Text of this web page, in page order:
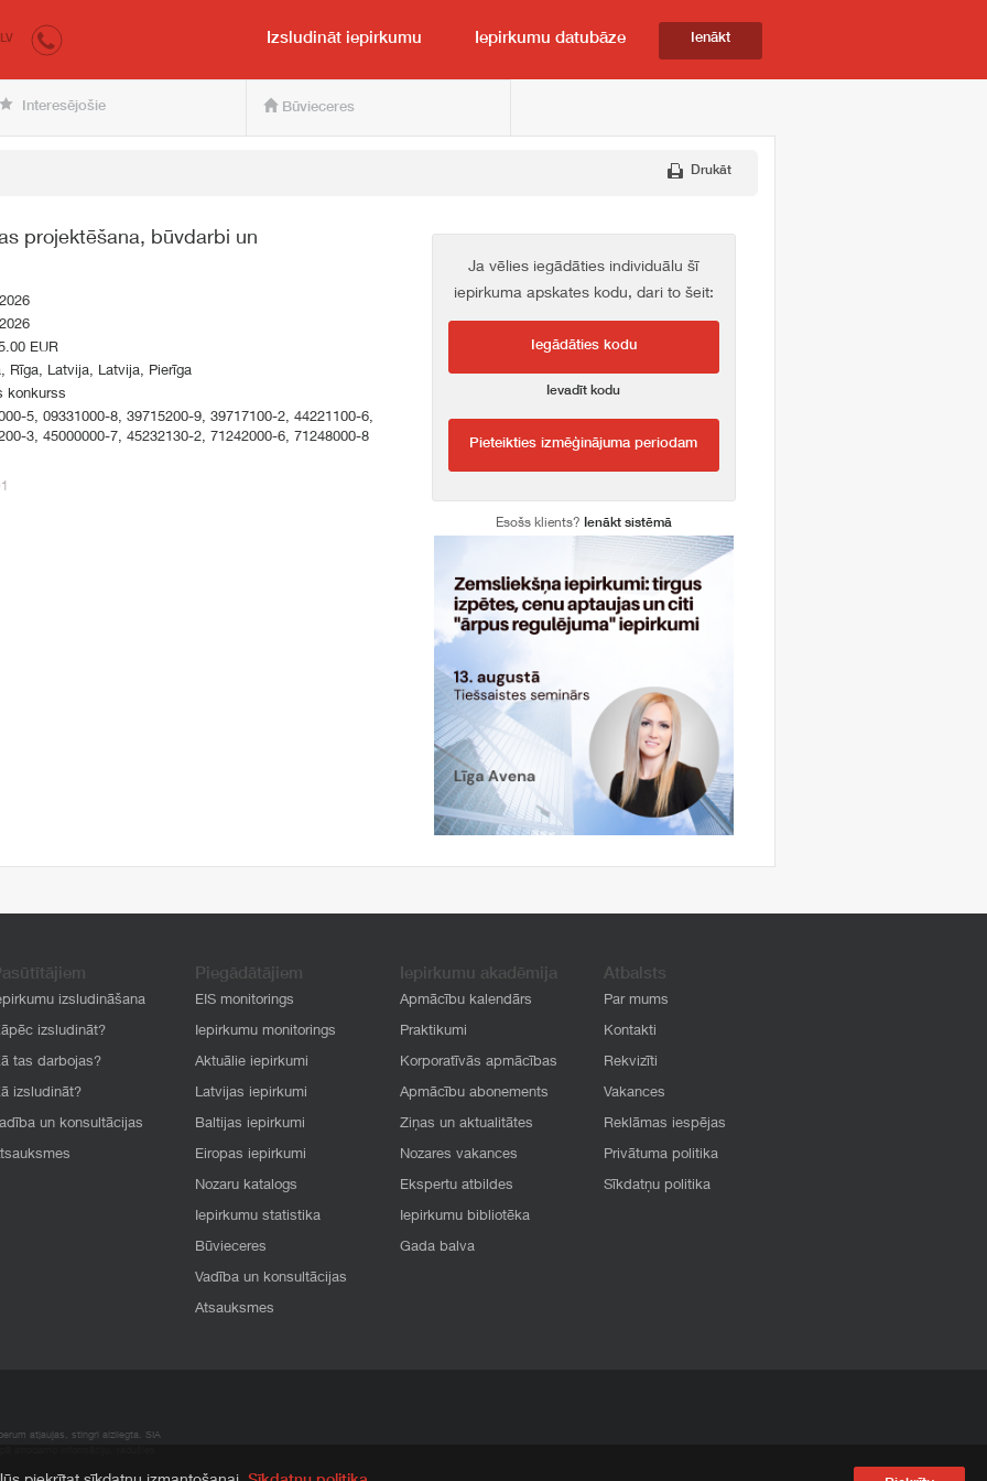
pircējam un pārdevējam
LV Izsludināt iepirkumu Iepirkumu datubāze Ienākt
Interesējošie Būvieceres
Drukāt
projektēšana, būvdarbi un
EUR
Rīga, Latvija, Latvija, Pierīga
konkurss
5, 09331000-8, 39715200-9, 39717100-2, 44221100-6,
3, 45000000-7, 45232130-2, 71242000-6, 71248000-8
Ja vēlies iegādāties individuālu šī
iepirkuma apskates kodu, dari to šeit:
Iegādāties kodu
Ievadīt kodu
Pieteikties izmēģinājuma periodam
Esošs klients? Ienākt sistēmā
izsludināšana
izsludināt?
tas darbojas?
izsludināt?
un konsultācijas
Piegādātājiem
EIS monitorings
Iepirkumu monitorings
Aktuālie iepirkumi
Latvijas iepirkumi
Baltijas iepirkumi
Eiropas iepirkumi
Nozaru katalogs
Iepirkumu statistika
Būvieceres
Vadība un konsultācijas
Atsauksmes
Iepirkumu akadēmija
Apmācību kalendārs
Praktikumi
Korporatīvās apmācības
Apmācību abonements
Ziņas un aktualitātes
Nozares vakances
Ekspertu atbildes
Iepirkumu bibliotēka
Gada balva
Atbalsts
Par mums
Kontakti
Rekvizīti
Vakances
Reklāmas iespējas
Privātuma politika
Sīkdatņu politika
atļaujas, stingri aizliegta. SIA